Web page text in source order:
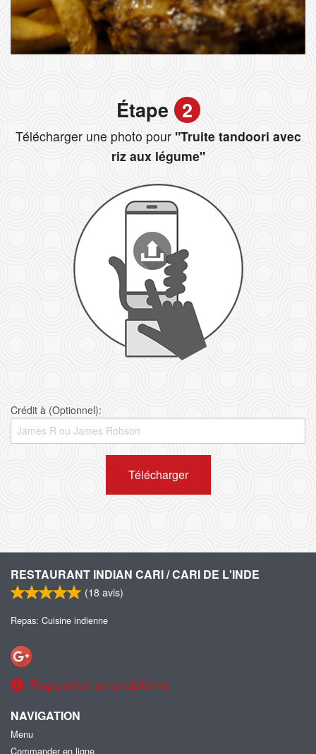
Étape 2
Télécharger une photo pour"Truite tandoori avec
riz aux légume"
Crédit à (Optionnel):
Télécharger
RESTAURANT INDIAN CARI / CARI DE L'INDE
(18avis)
Repas: Cuisine indienne
Rapporter un problème
NAVIGATION
Menu
Commander en ligne